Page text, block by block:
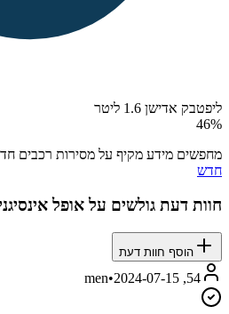
ליפטבק אדישן 1.6 ליטר
46%
מחפשים מידע מקיף על מסירות רכבים
חדש
חוות דעת גולשים על אופל
הוסף חוות דעת
54, men
•2024-07-15